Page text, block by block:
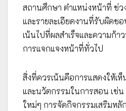
สถานศึกษา ตำแหน่งหน้าที่ ช่ว
และรายละเอียดงานที่รับผิดช
เน้นไปที่ผลสำเร็จและความก้
การแจกแจงหน้าที่ทั่วไป
สิ่งที่ควรเน้นคือการแสดงให้เ
และนวัตกรรมในการสอน เช่
ใหม่ๆ การจัดกิจกรรมเสริมห